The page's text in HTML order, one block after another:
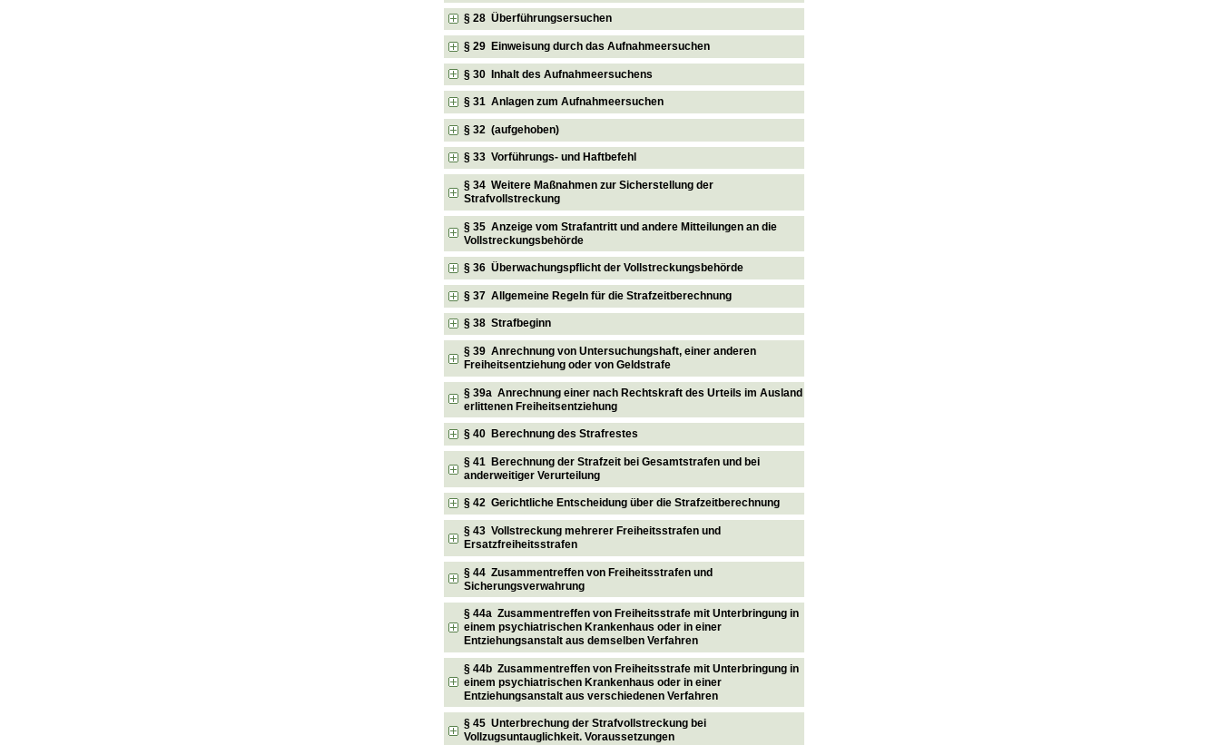
§ 28 Überführungsersuchen
§ 29 Einweisung durch das Aufnahmeersuchen
§ 30 Inhalt des Aufnahmeersuchens
§ 31 Anlagen zum Aufnahmeersuchen
§ 32 (aufgehoben)
§ 33 Vorführungs- und Haftbefehl
§ 34 Weitere Maßnahmen zur Sicherstellung der
Strafvollstreckung
§ 35 Anzeige vom Strafantritt und andere Mitteilungen an die
Vollstreckungsbehörde
§ 36 Überwachungspflicht der Vollstreckungsbehörde
§ 37 Allgemeine Regeln für die Strafzeitberechnung
§ 38 Strafbeginn
§ 39 Anrechnung von Untersuchungshaft, einer anderen
Freiheitsentziehung oder von Geldstrafe
§ 39a Anrechnung einer nach Rechtskraft des Urteils im Ausland
erlittenen Freiheitsentziehung
§ 40 Berechnung des Strafrestes
§ 41 Berechnung der Strafzeit bei Gesamtstrafen und bei
anderweitiger Verurteilung
§ 42 Gerichtliche Entscheidung über die Strafzeitberechnung
§ 43 Vollstreckung mehrerer Freiheitsstrafen und
Ersatzfreiheitsstrafen
§ 44 Zusammentreffen von Freiheitsstrafen und
Sicherungsverwahrung
§ 44a Zusammentreffen von Freiheitsstrafe mit Unterbringung in
einem psychiatrischen Krankenhaus oder in einer
Entziehungsanstalt aus demselben Verfahren
§ 44b Zusammentreffen von Freiheitsstrafe mit Unterbringung in
einem psychiatrischen Krankenhaus oder in einer
Entziehungsanstalt aus verschiedenen Verfahren
§ 45 Unterbrechung der Strafvollstreckung bei
Vollzugsuntauglichkeit. Voraussetzungen